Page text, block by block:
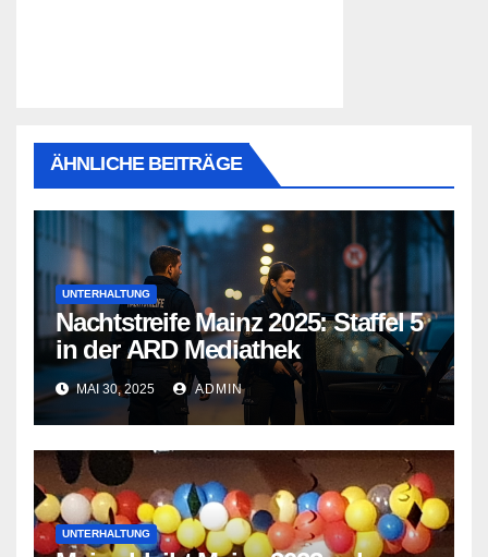
ÄHNLICHE BEITRÄGE
UNTERHALTUNG
Nachtstreife Mainz 2025: Staffel 5
in der ARD Mediathek
MAI 30, 2025 ADMIN
UNTERHALTUNG